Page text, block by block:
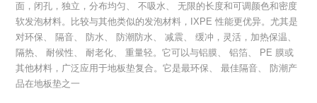
面，闭孔，独立，分布均匀、 不吸水、 无限的长度和可调颜色和密度
软发泡材料。比较与其他类似的发泡材料，IXPE 性能更优异。尤其是
对环保、 隔音、 防水、 防潮防水、 减震、 缓冲，灵活，加热保温、
隔热、 耐候性、 耐老化、 重量轻。它可以与铝膜、 铝箔、 PE 膜或
其他材料，广泛应用于地板垫复合。它是最环保、 最佳隔音、 防潮产
品在地板垫之一